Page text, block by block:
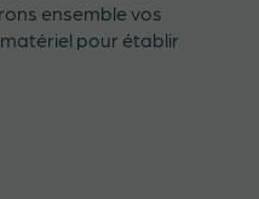
ensemble vos
pour établir